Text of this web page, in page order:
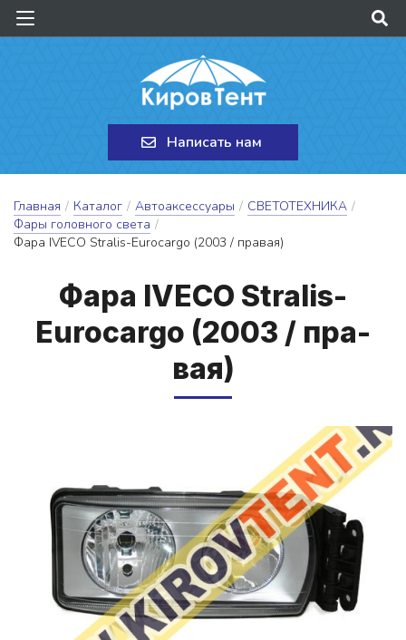
Написать нам
Главная / Каталог / Автоаксессуары / СВЕТОТЕХНИКА /
Фары головного света /
Фара IVECO Stralis-Eurocargo (2003 / правая)
Фа­ра IVECO Stralis-
Eurocargo (2003 / пра­
вая)